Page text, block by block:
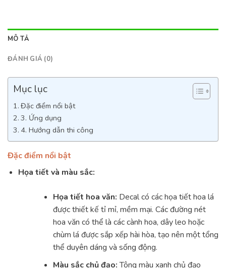
MÔ TẢ
ĐÁNH GIÁ (0)
Mục lục
Đặc điểm nổi bật
3. Ứng dụng
4. Hướng dẫn thi công
Đặc điểm nổi bật
Họa tiết và màu sắc:
Họa tiết hoa văn: Decal có các họa tiết hoa lá
được thiết kế tỉ mỉ, mềm mại. Các đường nét
hoa văn có thể là các cành hoa, dây leo hoặc
chùm lá được sắp xếp hài hòa, tạo nên một tổng
thể duyên dáng và sống động.
Màu sắc chủ đạo:Tông màu xanh chủ đạo